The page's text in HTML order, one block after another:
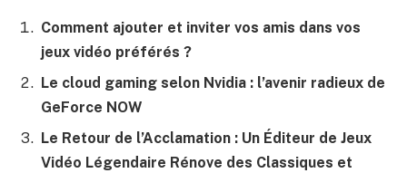
Comment ajouter et inviter vos amis dans vos
jeux vidéo préférés ?
Le cloud gaming selon Nvidia : l’avenir radieux de
GeForce NOW
Le Retour de l’Acclamation : Un Éditeur de Jeux
Vidéo Légendaire Rénove des Classiques et